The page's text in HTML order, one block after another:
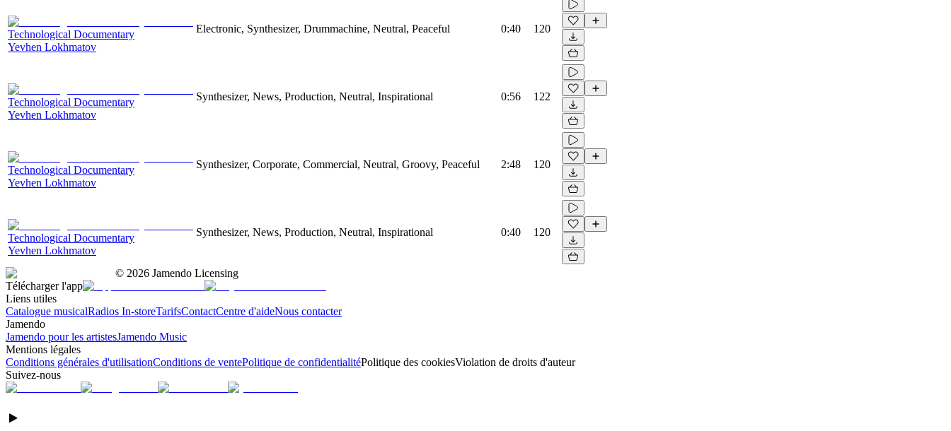
Technological Documentary
Yevhen Lokhmatov
Electronic, Synthesizer, Drummachine, Neutral, Peaceful 0:40 120
Technological Documentary
Yevhen Lokhmatov
Synthesizer, News, Production, Neutral, Inspirational 0:56 122
Technological Documentary
Yevhen Lokhmatov
Synthesizer, Corporate, Commercial, Neutral, Groovy, Peaceful 2:48 120
Technological Documentary
Yevhen Lokhmatov
Synthesizer, News, Production, Neutral, Inspirational 0:40 120
© 2026 Jamendo Licensing
Télécharger l'app
Liens utiles
Catalogue musicalRadios In-storeTarifsContactCentre d'aideNous contacter
Jamendo
Jamendo pour les artistesJamendo Music
Mentions légales
Conditions générales d'utilisationConditions de ventePolitique de confidentialitéPolitique des cookiesViolation de droits d'auteur
Suivez-nous